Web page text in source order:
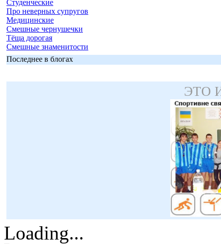
Студенческие
Про неверных супругов
Медицинские
Смешные чернушечки
Тёща дорогая
Смешные знаменитости
Последнее в блогах
ЭТО
Loading...